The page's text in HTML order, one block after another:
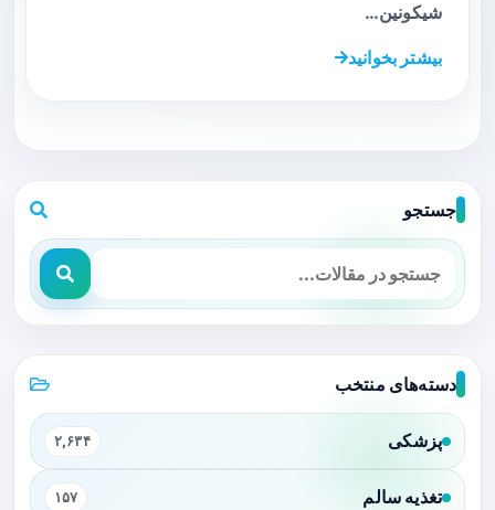
شیکونین…
بیشتر بخوانید
جستجو
دسته‌های منتخب
پزشکی ۲,۶۳۴
تغذیه سالم ۱۵۷